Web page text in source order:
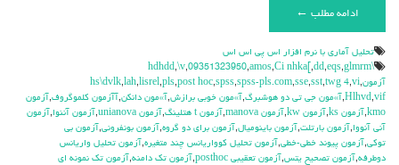
ادامه مطلب ←
تحليل آماري با نرم افزار اس پي اس اس
\hdhdd
,\v,09351323950,amos,Ci nhka[ ,dd,eqs,glmrm
آزمون,
hs\dvlk,lah,lisrel,pls,post hoc,spss,spss-pls.com,sse,sst,twg 4,vi
Hlhvd,vif
,آ»مون جي تي دو هوشبرگ,آ»مون خوبي برازش,آ»مون دانكن,آآزمون كلموگروف,آزمون
kmo
,آزمون ks ,آزمون kw ,آزمون manova ,آزمون t هتلينگ ,آزمون unianova ,آزمون آننوا,آزمون
آني آنووا,آزمون بارتلت,آزمون باينوميال,آزمون براي دو گروه,آزمون بونفروني,آزمون بي
توكي,آزمون پيوند خطي-خطي,آزمون تحليل كوواريانس چند متغيره,آزمون تحليل واريانس
دوطرفه,آزمون تصحيح يتس,آزمون تعقيبي posthoc ,آزمون تك دامنه,آزمون تك نمونه اي